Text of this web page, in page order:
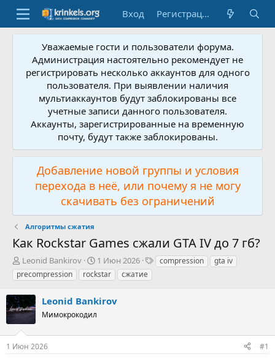
Вход Регистрация
Уважаемые гости и пользователи форума.
Администрация настоятельно рекомендует не
регистрировать несколько аккаунтов для одного
пользователя. При выявлении наличия
мультиаккаунтов будут заблокированы все
учетные записи данного пользователя.
Аккаунты, зарегистрированные на временную
почту, будут также заблокированы.
Добавление новой группы и условия
перехода в неё, или почему я не могу
скачивать без ограничений
Алгоритмы сжатия
Как Rockstar Games сжали GTA IV до 7 гб?
А
в
т
о
р
т
е
м
ы
Leonid Bankirov
Д
а
т
н
а
1 Июн 2026
Тcompression
gta iv
precompression
rockstar сжатие
Leonid Bankirov
Мимокрокодил
1 Июн 2026 #1